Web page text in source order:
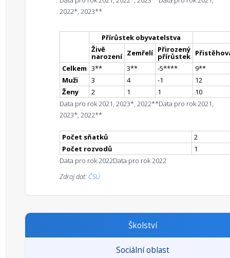
2022*, 2023**
Přírůstek obyvatelstva
Živě
narození Zemřelí Přirozený
přírůstek
Celkem 3** 3** -5**** 9**
Muži
3 4 -1
12
Ženy
2 1 1
10
Data pro rok 2021, 2023*, 2022**Data pro rok 2021,
2023*, 2022**
Počet sňatků
2
Počet rozvodů
1
Data pro rok 2022Data pro rok 2022
Zdroj dat: ČSÚ
Školství
Sociální oblast